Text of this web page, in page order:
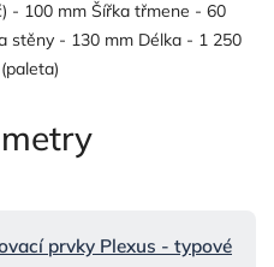
- 100 mm Šířka třmene - 60
stěny - 130 mm Délka - 1 250
prvky Plexus - typové